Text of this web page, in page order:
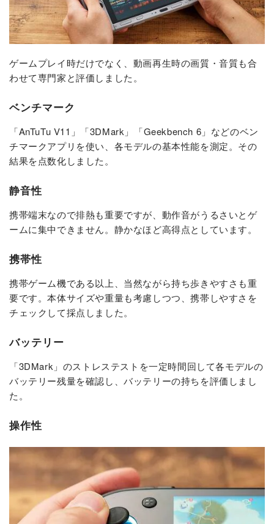
ゲームプレイ時だけでなく、動画再生時の画質・音質も合
わせて専門家と評価しました。
ベンチマーク
「AnTuTu V11」「3DMark」「Geekbench 6」などのベン
チマークアプリを使い、各モデルの基本性能を測定。その
結果を点数化しました。
静音性
携帯端末なので排熱も重要ですが、動作音がうるさいとゲ
ームに集中できません。静かなほど高得点としています。
携帯性
携帯ゲーム機である以上、当然ながら持ち歩きやすさも重
要です。本体サイズや重量も考慮しつつ、携帯しやすさを
チェックして採点しました。
バッテリー
「3DMark」のストレステストを一定時間回して各モデルの
バッテリー残量を確認し、バッテリーの持ちを評価しまし
た。
操作性